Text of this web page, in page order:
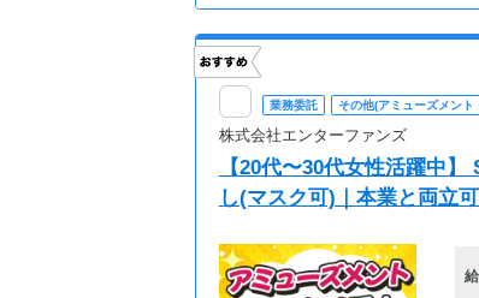
業務委託 その他(アミューズメント
株式会社エンターファンズ
【20代〜30代女性活躍中
し(マスク可)｜本業と両立